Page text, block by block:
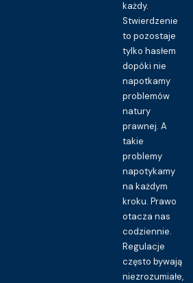
Dokumenty
Pokwitowanie pieniężne
16.00zł
Kupuję dostęp do
każdy.
Stwierdzenie
to pozostaje
tylko hasłem
dopóki nie
napotkamy
problemów
natury
prawnej. A
takie
problemy
napotykamy
na każdym
kroku. Prawo
otacza nas
codziennie.
Regulacje
często bywają
niezrozumiałe,